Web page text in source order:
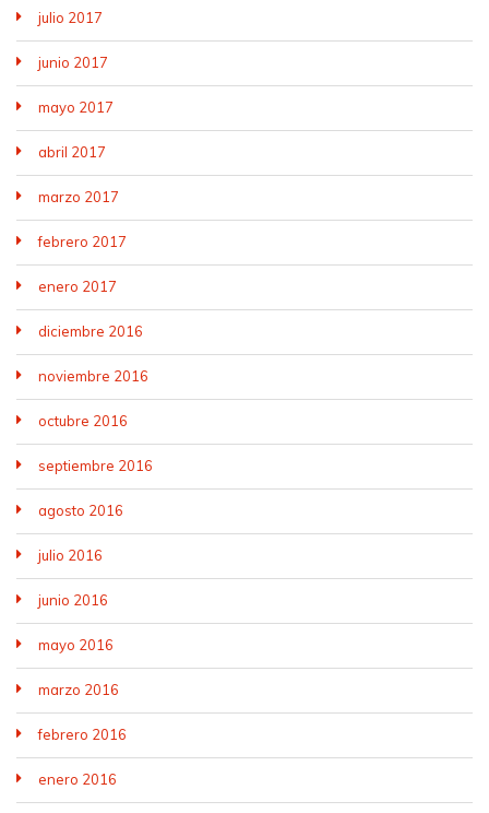
julio 2017
junio 2017
mayo 2017
abril 2017
marzo 2017
febrero 2017
enero 2017
diciembre 2016
noviembre 2016
octubre 2016
septiembre 2016
agosto 2016
julio 2016
junio 2016
mayo 2016
marzo 2016
febrero 2016
enero 2016